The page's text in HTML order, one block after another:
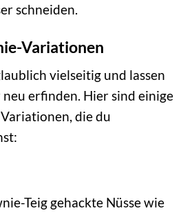
schneiden.
Variationen
vielseitig und lassen
erfinden. Hier sind einige
die du
Teig gehackte Nüsse wie